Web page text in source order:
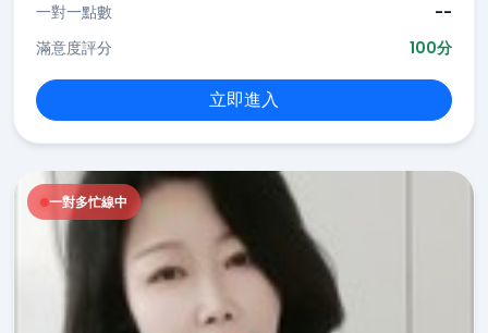
一對一點數
--
滿意度評分
100分
立即進入
一對多忙線中